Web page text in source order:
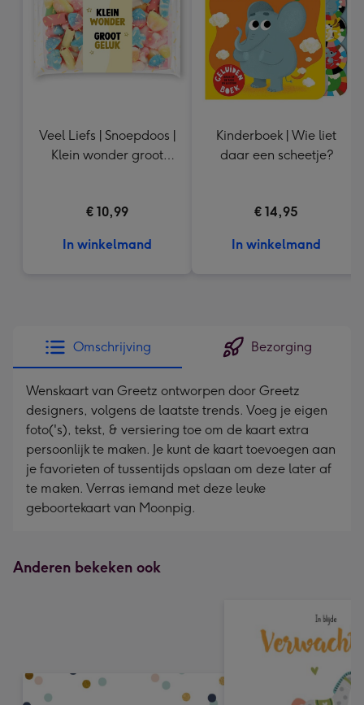
mm
Veel Liefs | Snoepdoos |
Klein wonder groot
€ 10,99
In winkelmand
Kinderboek | Wie liet
daar een scheetje?
€ 14,95
In winkelmand
Omschrijving Bezorging
Wenskaart van Greetz ontworpen door Greetz
designers, volgens de laatste trends. Voeg je eigen
foto('s), tekst, & versiering toe om de kaart extra
persoonlijk te maken. Je kunt de kaart toevoegen aan
je favorieten of tussentijds opslaan om deze later af
te maken. Verras iemand met deze leuke
geboortekaart van Moonpig.
Anderen bekeken ook